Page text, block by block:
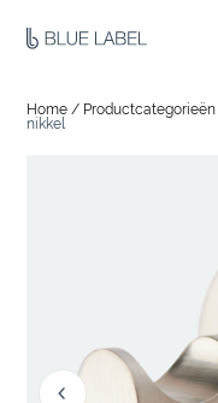
Home / Productcategorieën
nikkel